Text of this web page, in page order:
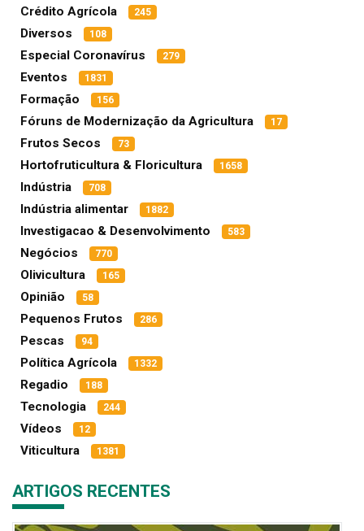
Crédito Agrícola 245
Diversos 108
Especial Coronavírus 279
Eventos 1831
Formação 156
Fóruns de Modernização da Agricultura 17
Frutos Secos 73
Hortofruticultura & Floricultura 1658
Indústria 708
Indústria alimentar 1882
Investigacao & Desenvolvimento 583
Negócios 770
Olivicultura 165
Opinião 58
Pequenos Frutos 286
Pescas 94
Política Agrícola 1332
Regadio 188
Tecnologia 244
Vídeos 12
Viticultura 1381
ARTIGOS RECENTES